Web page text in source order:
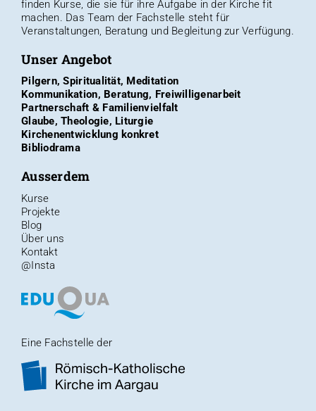
finden Kurse, die sie für ihre Aufgabe in der Kirche fit
machen. DasTeam der Fachstelle steht für
Veranstaltungen, Beratung und Begleitung zur Verfügung.
Unser Angebot
Pilgern, Spiritualität, Meditation
Kommunikation, Beratung, Freiwilligenarbeit
Partnerschaft & Familienvielfalt
Glaube, Theologie, Liturgie
Kirchenentwicklung konkret
Bibliodrama
Ausserdem
Kurse
Projekte
Blog
Über uns
Kontakt
@Insta
Eine Fachstelle der